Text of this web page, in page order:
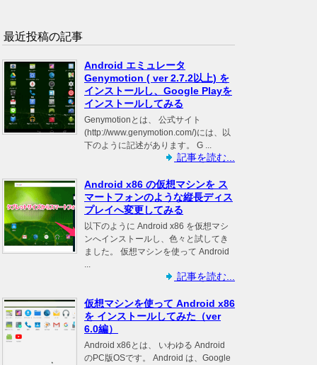
最近投稿の記事
Android エミュレータ
Genymotion ( ver 2.7.2以上) を
インストールし、Google Playを
インストールしてみる
Genymotionとは、 公式サイト
(http://www.genymotion.com/)には、以
下のように記述があります。 G ...
記事を読む...
Android x86 の仮想マシンを ス
マートフォンのような縦長ディス
プレイへ変更してみる
以下のように Android x86 を仮想マシ
ンへインストールし、色々と試してき
ました。 仮想マシンを使って Android
...
記事を読む...
仮想マシンを使って Android x86
を インストールしてみた（ver
6.0編）
Android x86とは、 いわゆる Android
のPC版OSです。 Android は、Google